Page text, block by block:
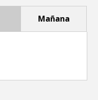
Mañana